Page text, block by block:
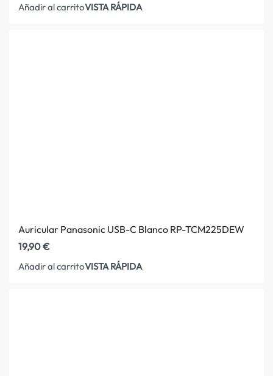
Añadir al carritoVISTA RÁPIDA
Auricular Panasonic USB-C Blanco RP-TCM225DEW
19,90€
Añadir al carritoVISTA RÁPIDA